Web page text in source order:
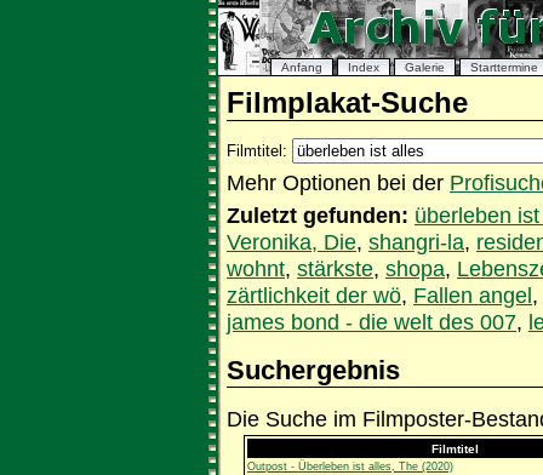
Anfang Index Galerie Starttermine
Filmplakat-Suche
Filmtitel:
Mehr Optionen bei der
Zuletzt gefunden: überleben
Veronika, Die, shangri-la,
wohnt, stärkste, shopa,
zärtlichkeit der wö, Fallen angel,
james bond - die welt des 007,
Suchergebnis
Die Suche im Filmposter-
Filmtitel
Outpost - Überleben ist alles, The (2020)